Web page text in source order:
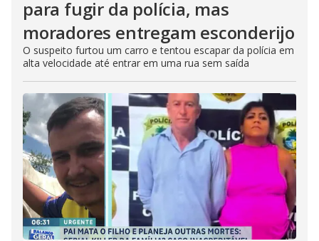
para fugir da polícia, mas
moradores entregam esconderijo
O suspeito furtou um carro e tentou escapar da polícia em
alta velocidade até entrar em uma rua sem saída